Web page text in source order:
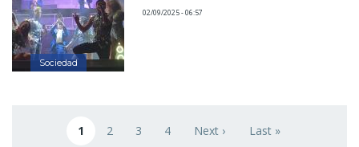
Sociedad
02/09/2025 - 06:57
Página actual
1 Page
2 Page
3 Page
4 Siguiente página
Next › Última página
Last »